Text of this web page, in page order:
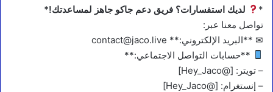
*
لديك استفسارات؟ فريق دعم جاكو جاهز لمساعدتك!*
تواصل معنا عبر:
✉ **البريد الإلكتروني:** contact@jaco.live
**حسابات التواصل الاجتماعي:**
– تويتر: [@Hey_Jaco]
– إنستغرام: [@Hey_Jaco]